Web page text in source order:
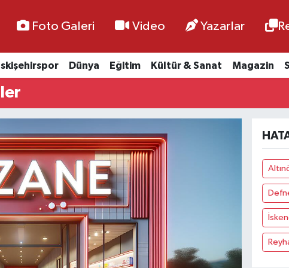
Foto Galeri Video Yazarlar
Dünya Eğitim Kültür & Sanat Magazin